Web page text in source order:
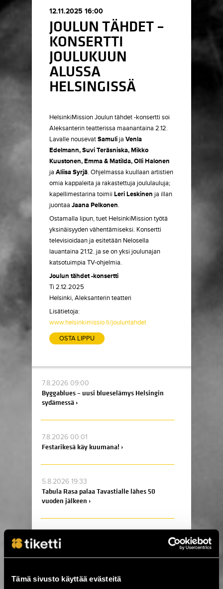
Tämä sivusto käyttää evästeitä
12.11.2025 16:00
JOULUN TÄHDET –
KONSERTTI
JOULUKUUN
ALUSSA
HELSINGISSÄ
HelsinkiMission Joulun tähdet -konsertti soi
Aleksanterin teatterissa maanantaina 2.12.
Lavalle nousevatSamuli ja Venla
Edelmann, Suvi Teräsniska, Mikko
Kuustonen, Emma & Matilda, Olli Halonen
ja Aliisa Syrjä. Ohjelmassa kuullaan artistien
omia kappaleita ja rakastettuja joululauluja;
kapellimestarina toimii Leri Leskinen ja illan
juontaa Jaana Pelkonen.
Ostamalla lipun, tuet HelsinkiMission työtä
yksinäisyyden vähentämiseksi. Konsertti
televisioidaan ja esitetään Nelosella
lauantaina 21.12. ja se on yksi joulunajan
katsotuimpia TV-ohjelmia.
Joulun tähdet -konsertti
Ti 2.12.2025
Helsinki, Aleksanterin teatteri
Lisätietoja:
www.helsinkimissio.fi/jouluntahdet
OSTA LIPPU
7.8.2026 09:00
Byggablues – uusi blueselämys Helsingin
sydämessä ›
7.8.2026 00:01
Festarikesä käy kuumana! ›
5.8.2026 19:33
Tabula Rasa palaa Tavastialle lähes 50
vuoden jälkeen ›
Kesä huipentuu Stallörinpuistossa –
ystäväliput myynnissä! ☀️ ›